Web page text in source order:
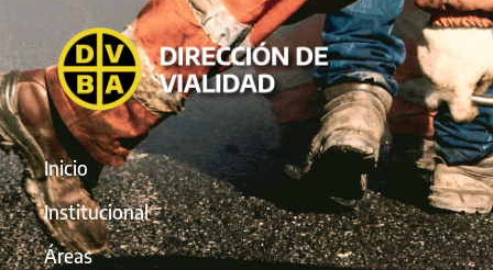
Inicio
Institucional
Áreas